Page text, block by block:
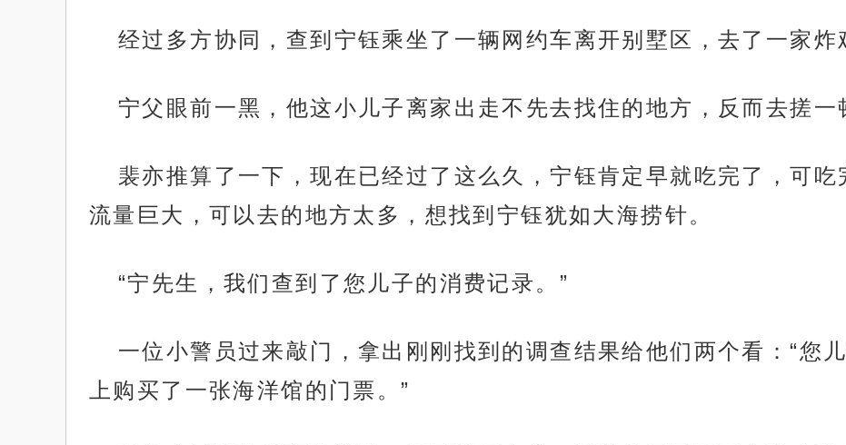
经过多方协同，查到宁钰乘坐了一辆网约车离开别墅区，去了一家炸
宁父眼前一黑，他这小儿子离家出走不先去找住的地方，反而去搓一
裴亦推算了一下，现在已经过了这么久，宁钰肯定早就吃完了，可吃
流量巨大，可以去的地方太多，想找到宁钰犹如大海捞针。
“宁先生，我们查到了您儿子的消费记录。”
一位小警员过来敲门，拿出刚刚找到的调查结果给他们两个看：“您
上购买了一张海洋馆的门票。”